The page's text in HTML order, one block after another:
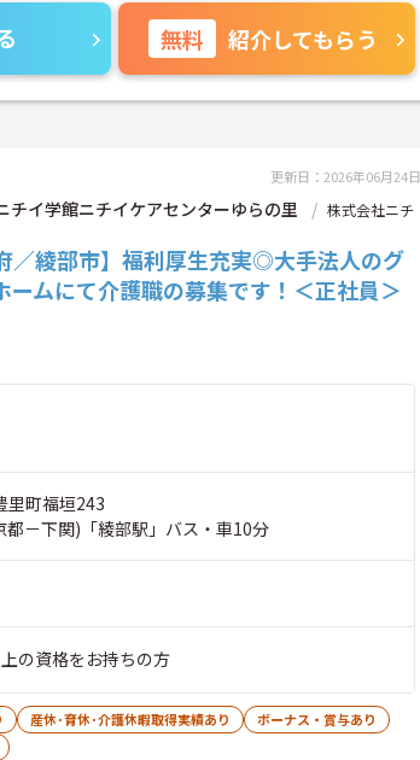
無料 紹介してもらう
更新日：2026年06月24日
チイ学館ニチイケアセンターゆらの里
株式会社ニチ
／綾部市】福利厚生充実◎大手法人のグ
ームにて介護職の募集です！＜正社員＞
里町福垣243
都－下関)「綾部駅」バス・車10分
の資格をお持ちの方
産休･育休･介護休暇取得実績あり
ボーナス・賞与あり